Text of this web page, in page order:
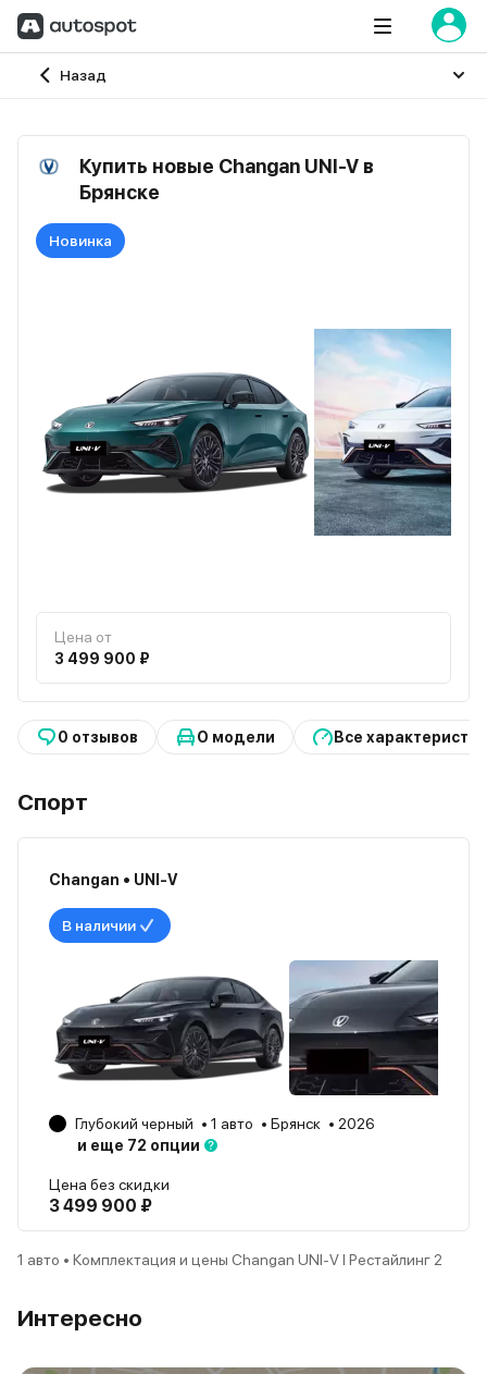
Назад
Главная
Купить новые Changan UNI-V в
Брянске
Новинка
Цена от
3 499 900 ₽
0 отзывов О модели Все
Спорт
Changan • UNI-V
В наличии
Глубокий черный 1 авто Брянск
2026
и еще 72 опции
Цена без скидки
3 499 900 ₽
1 авто • Комплектация и цены Changan UNI-V I Рестайлинг 2
Интересно